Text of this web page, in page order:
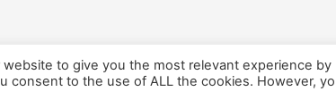
to give you the most relevant experience
consent to the use of ALL the cookies. However,